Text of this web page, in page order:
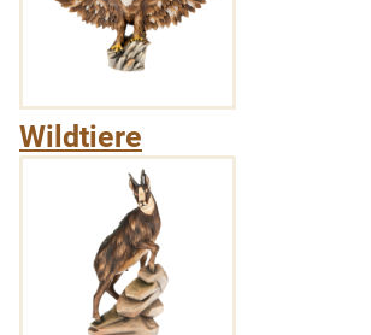
Wildtiere